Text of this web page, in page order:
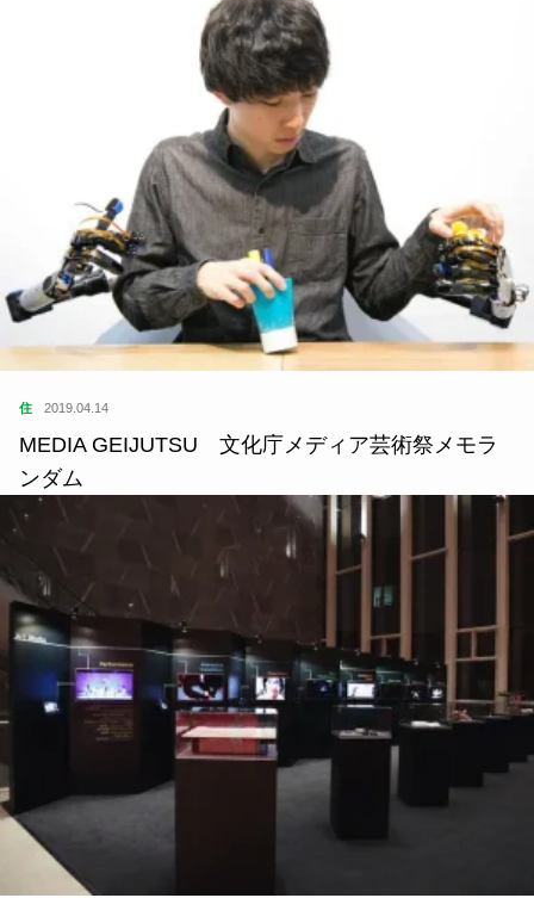
住 2019.04.14
MEDIA GEIJUTSU 文化庁メディア芸術祭メモラ
ンダム